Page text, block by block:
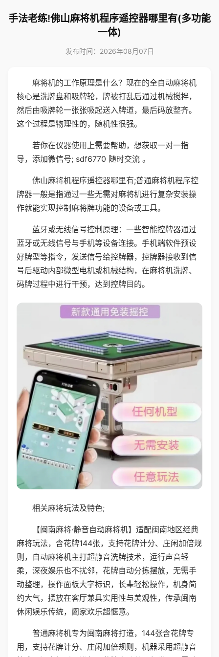
手法老练!佛山麻将机程序遥控器哪里有(多功能
一体)
发布时间：2026年08月07日
麻将机的工作原理是什么？现在的全自动麻将机
核心是洗牌盘和吸牌轮，牌被打乱后通过机械搅拌，
然后由吸牌轮一张张吸起送入牌道，最后码放整齐。
这个过程是物理性的，随机性很强。
若你在仪器使用上需要帮助，想获取一对一指
导，添加微信号; sdf6770 随时交流 。
佛山麻将机程序遥控器哪里有;普通麻将机程序控
牌器一般是指通过一些无需对麻将机进行复杂安装操
作就能实现控制麻将牌功能的设备或工具。
蓝牙或无线信号控制原理：一些智能控牌器通过
蓝牙或无线信号与手机等设备连接。手机端软件预设
好牌型等指令，发送信号给控牌器，控牌器接收到信
号后驱动内部微型电机或机械结构，在麻将机洗牌、
码牌过程中进行干预，达到控牌目的。
相关麻将玩法及特色;
【闽南麻将·静音自动麻将机】适配闽南地区经典
麻将玩法，含花牌144张，支持花牌计分、庄闲加倍规
则，自动麻将机主打超静音洗牌技术，运行声音轻
柔，深夜娱乐也不扰邻，花牌自动分拣摆放，无需手
动整理，操作面板大字标识，长辈轻松操作，机身简
约大气，摆放在客厅兼具实用性与美观性，传承闽南
休闲娱乐传统，阖家欢乐超惬意。
普通麻将机专为闽南麻将打造，144张含花牌专
用，支持花牌计分、庄闲加倍规则，机器采用超静音